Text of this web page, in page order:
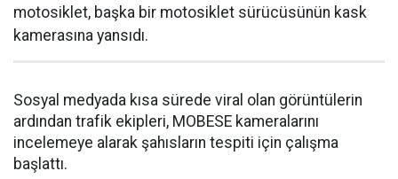
motosiklet, başka bir motosiklet sürücüsünün kask
kamerasına yansıdı.
Sosyal medyada kısa sürede viral olan görüntülerin
ardından trafik ekipleri, MOBESE kameralarını
incelemeye alarak şahısların tespiti için çalışma
başlattı.